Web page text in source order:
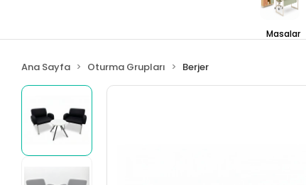
Masalar
Ana Sayfa Oturma Grupları Berjer